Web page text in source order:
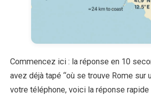
Commencez ici : la réponse en 10
avez déjà tapé “où se trouve Rome sur
votre téléphone, voici la réponse